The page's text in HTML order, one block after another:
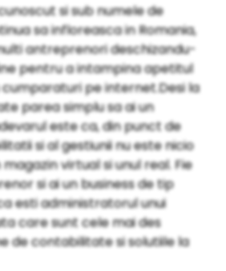
si sub numele de
sa infloreasca in Romania,
antreprenori deschizandu-
pentru a intampina apetitul
pe internet.Desi la
parea simplu sa ai un
este ca, din punct de
si al gestiunii nu este nicio
virtual si unul real. Fie
si ai un business de tip
esti administratorul unui
care sunt cele mai des
de contabilitate si solutiile la